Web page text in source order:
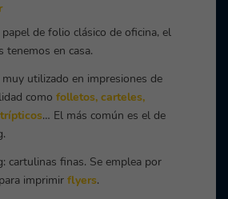
de folio clásico de oficina, el
tenemos en casa.
utilizado en impresiones de
comofolletos,carteles,
trípticos… El más común es el de
cartulinas finas. Se emplea por
imprimirflyers.